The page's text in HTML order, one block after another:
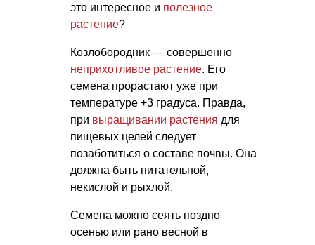
это интересное и полезное
растение?
Козлобородник — совершенно
неприхотливое растение. Его
семена прорастают уже при
температуре +3 градуса. Правда,
при выращивании растения для
пищевых целей следует
позаботиться о составе почвы. Она
должна быть питательной,
некислой и рыхлой.
Семена можно сеять поздно
осенью или рано весной в